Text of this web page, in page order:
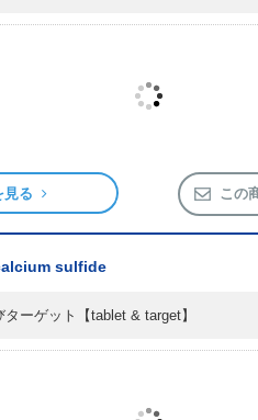
見る この
sulfide
ターゲット 【tablet & target】